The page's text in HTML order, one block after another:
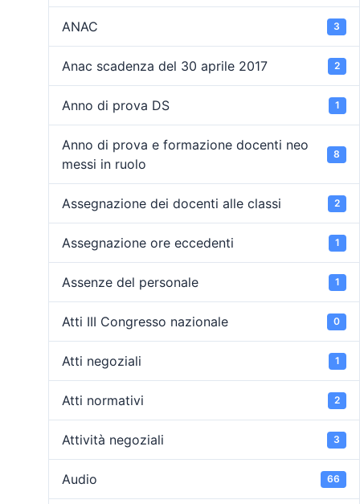
ANAC 3
Anac scadenza del 30 aprile 2017 2
Anno di prova DS 1
Anno di prova e formazione docenti neo
messi in ruolo
8
Assegnazione dei docenti alle classi 2
Assegnazione ore eccedenti 1
Assenze del personale 1
Atti III Congresso nazionale 0
Atti negoziali 1
Atti normativi 2
Attività negoziali 3
Audio 66